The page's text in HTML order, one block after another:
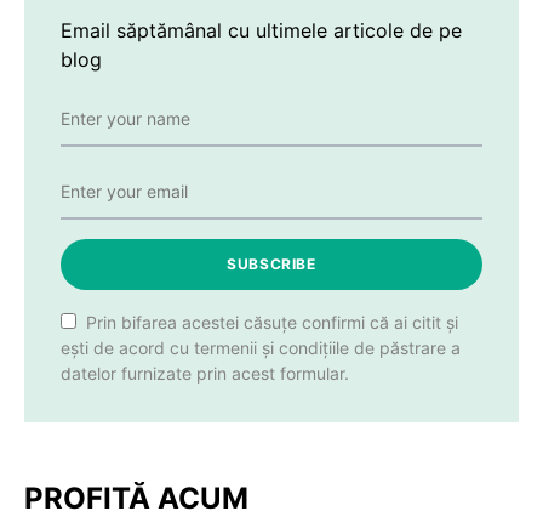
Email săptămânal cu ultimele articole de pe
blog
SUBSCRIBE
Prin bifarea acestei căsuțe confirmi că ai citit și
ești de acord cu termenii și condițiile de păstrare a
datelor furnizate prin acest formular.
PROFITĂ ACUM